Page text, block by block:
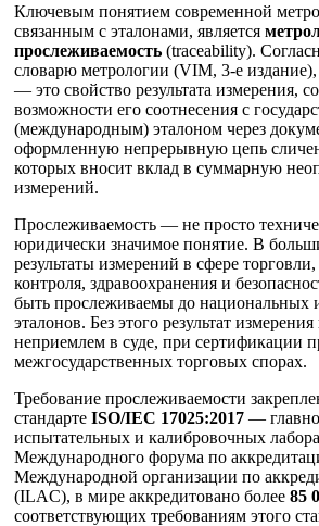
Ключевым понятием современной
связанным с эталонами, является
прослеживаемость (traceability).
словарю метрологии (VIM, 3-е
— это свойство результата измерения,
возможности его соотнесения с
(международным) эталоном через
оформленную непрерывную цепь
которых вносит вклад в суммарную
измерений.
Прослеживаемость — не просто
юридически значимое понятие. В
результаты измерений в сфере торговли,
контроля, здравоохранения и
быть прослеживаемы до национальных
эталонов. Без этого результат
неприемлем в суде, при сертификации
межгосударственных торговых спорах.
Требование прослеживаемости
стандарте ISO/IEC 17025:2017 —
испытательных и калибровочных
Международного форума по
Международной организации по
(ILAC), в мире аккредитовано более 85
соответствующих требованиям этого